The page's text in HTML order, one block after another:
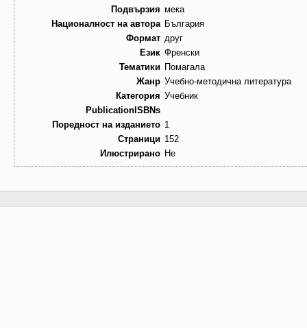
Подвързия мека
Националност на автора България
Формат друг
Език Френски
Тематики Помагала
Жанр Учебно-методична литература
Категория Учебник
PublicationISBNs
Поредност на изданието 1
Страници 152
Илюстрирано Не